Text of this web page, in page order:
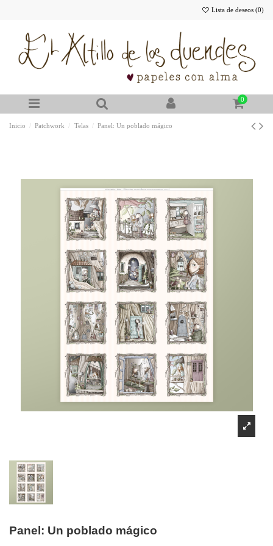
Lista de deseos (0)
0
Inicio Patchwork Telas Panel: Un poblado mágico
Panel: Un poblado mágico